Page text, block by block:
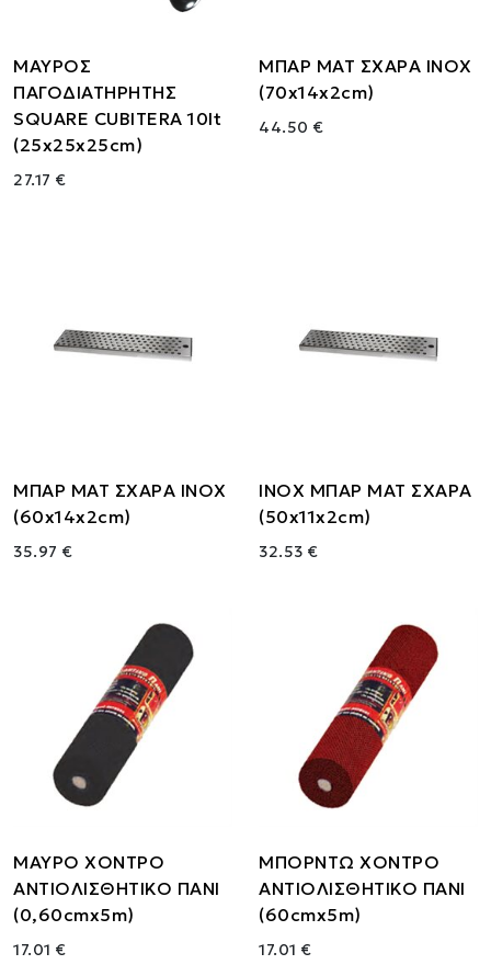
ΜΑΥΡΟΣ
ΠΑΓΟΔΙΑΤΗΡΗΤΗΣ
SQUARE CUBITERA 10lt
(25x25x25cm)
27.17 €
ΜΠΑΡ ΜΑΤ ΣΧΑΡΑ ΙΝΟΧ
(70x14x2cm)
44.50 €
ΜΠΑΡ ΜΑΤ ΣΧΑΡΑ ΙΝΟΧ
(60x14x2cm)
35.97 €
ΙΝΟΧ ΜΠΑΡ ΜΑΤ ΣΧΑΡΑ
(50x11x2cm)
32.53 €
ΜΑΥΡΟ ΧΟΝΤΡΟ
ΑΝΤΙΟΛΙΣΘΗΤΙΚΟ ΠΑΝΙ
(0,60cmx5m)
17.01 €
ΜΠΟΡΝΤΩ ΧΟΝΤΡΟ
ΑΝΤΙΟΛΙΣΘΗΤΙΚΟ ΠΑΝΙ
(60cmx5m)
17.01 €